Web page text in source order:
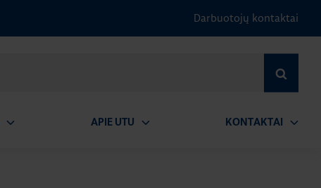
Darbuotojų kontaktai
APIE UTU KONTAKTAI